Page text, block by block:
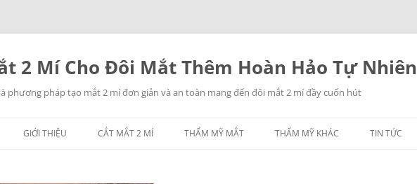
2 Mí Cho Đôi Mắt Thêm Hoàn Hảo Tự Nhiên
phương pháp tạo mắt 2 mí đơn giản và an toàn mang đến đôi mắt 2 mí đầy cuốn hút
GIỚI THIỆU CẮT MẮT 2 MÍ THẨM MỸ MẮT THẨM MỸ KHÁC TIN TỨC